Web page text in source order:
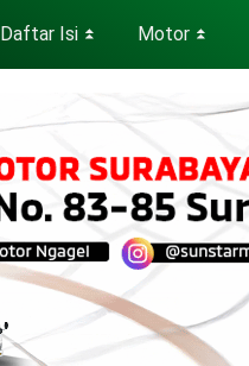
Daftar Isi ⏬ Motor ⏬